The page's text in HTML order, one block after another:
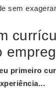
sem
primeiro